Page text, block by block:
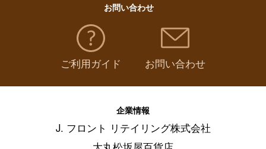
お問い合わせ
ご利用ガイド お問い合わせ
企業情報
J. フロント リテイリング株式会社